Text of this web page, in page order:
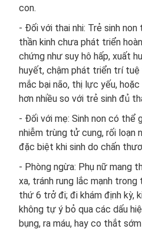
con.
- Đối với thai nhi: Trẻ sinh
thần kinh chưa phát triển
chứng như suy hô hấp, xuất
huyết, chậm phát triển trí tuệ
mắc bại não, thị lực yếu,
hơn nhiều so với trẻ sinh đủ
- Đối với mẹ: Sinh non có thể
nhiễm trùng tử cung, rối loạn
đặc biệt khi sinh do chấn
- Phòng ngừa: Phụ nữ mang
xa, tránh rung lắc mạnh
thứ 6 trở đi; đi khám định kỳ,
không tự ý bỏ qua các dấu
bụng, ra máu, hay co thắt sớm